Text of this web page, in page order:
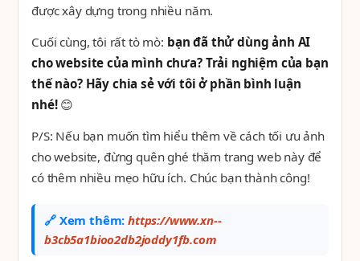
được xây dựng trong nhiều năm.
Cuối cùng, tôi rất tò mò: bạn đã thử dùng ảnh AI
cho website của mình chưa? Trải nghiệm của bạn
thế nào? Hãy chia sẻ với tôi ở phần bình luận
nhé!😊
P/S: Nếu bạn muốn tìm hiểu thêm về cách tối ưu ảnh
cho website, đừng quên ghé thăm trang web này để
có thêm nhiều mẹo hữu ích. Chúc bạn thành công!
🔗 Xem thêm: https://www.xn--
b3cb5a1bioo2db2joddy1fb.com